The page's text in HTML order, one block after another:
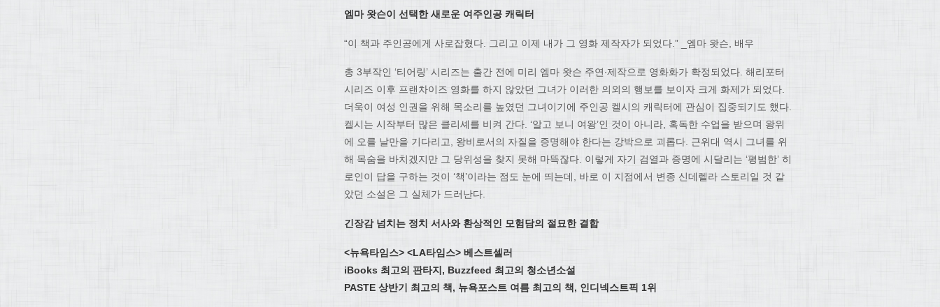
엠마 왓슨이 선택한 새로운 여주인공 캐릭터
“이 책과 주인공에게 사로잡혔다. 그리고 이제 내가 그 영화 제작자가 되었다.” _엠마 왓슨, 배우
총 3부작인 ‘티어링’ 시리즈는 출간 전에 미리 엠마 왓슨 주연·제작으로 영화화가 확정되었다. 해리포터
시리즈 이후 프랜차이즈 영화를 하지 않았던 그녀가 이러한 의외의 행보를 보이자 크게 화제가 되었다.
더욱이 여성 인권을 위해 목소리를 높였던 그녀이기에 주인공 켈시의 캐릭터에 관심이 집중되기도 했다.
켈시는 시작부터 많은 클리셰를 비켜 간다. ‘알고 보니 여왕’인 것이 아니라, 혹독한 수업을 받으며 왕위
에 오를 날만을 기다리고, 왕비로서의 자질을 증명해야 한다는 강박으로 괴롭다. 근위대 역시 그녀를 위
해 목숨을 바치겠지만 그 당위성을 찾지 못해 마뜩잖다. 이렇게 자기 검열과 증명에 시달리는 ‘평범한’ 히
로인이 답을 구하는 것이 ‘책’이라는 점도 눈에 띄는데, 바로 이 지점에서 변종 신데렐라 스토리일 것 같
았던 소설은 그 실체가 드러난다.
긴장감 넘치는 정치 서사와 환상적인 모험담의 절묘한 결합
<뉴욕타임스> <LA타임스> 베스트셀러
iBooks 최고의 판타지 , Buzzfeed 최고의 청소년소설
PASTE 상반기 최고의 책, 뉴욕포스트 여름 최고의 책, 인디넥스트픽 1위